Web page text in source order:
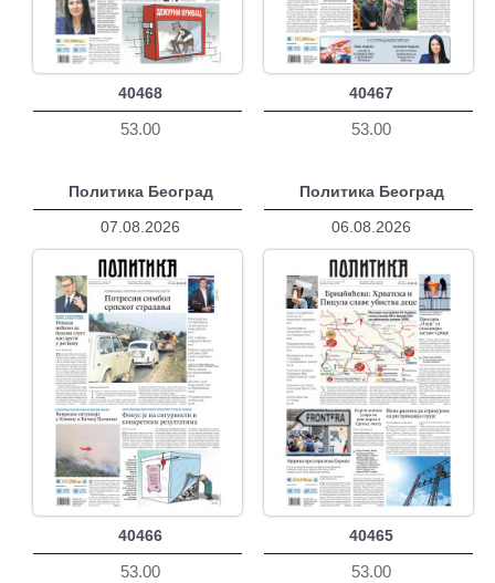
40468
53.00
40467
53.00
Политика Београд
07.08.2026
40466
53.00
Политика Београд
06.08.2026
40465
53.00